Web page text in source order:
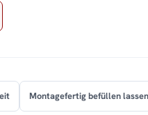
Montagefertig befüllen lassen